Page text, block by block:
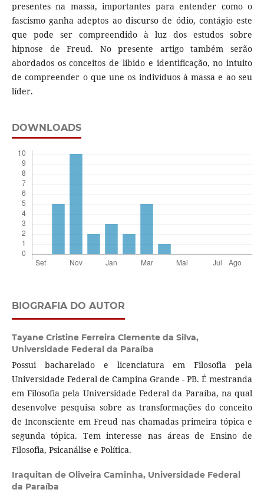
presentes na massa, importantes para entender como o
fascismo ganha adeptos ao discurso de ódio, contágio este
que pode ser compreendido à luz dos estudos sobre
hipnose de Freud. No presente artigo também serão
abordados os conceitos de libido e identificação, no intuito
de compreender o que une os indivíduos à massa e ao seu
líder.
DOWNLOADS
BIOGRAFIA DO AUTOR
Tayane Cristine Ferreira Clemente da Silva,
Universidade Federal da Paraíba
Possui bacharelado e licenciatura em Filosofia pela
Universidade Federal de Campina Grande - PB. É mestranda
em Filosofia pela Universidade Federal da Paraíba, na qual
desenvolve pesquisa sobre as transformações do conceito
de Inconsciente em Freud nas chamadas primeira tópica e
segunda tópica. Tem interesse nas áreas de Ensino de
Filosofia, Psicanálise e Política.
Iraquitan de Oliveira Caminha, Universidade Federal
da Paraíba